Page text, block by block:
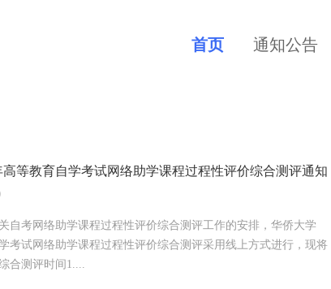
首页 通知公告
等教育自学考试网络助学课程过程性评价综合测评通知
自考网络助学课程过程性评价综合测评工作的安排，华侨大学
考试网络助学课程过程性评价综合测评采用线上方式进行，现将
合测评时间1....